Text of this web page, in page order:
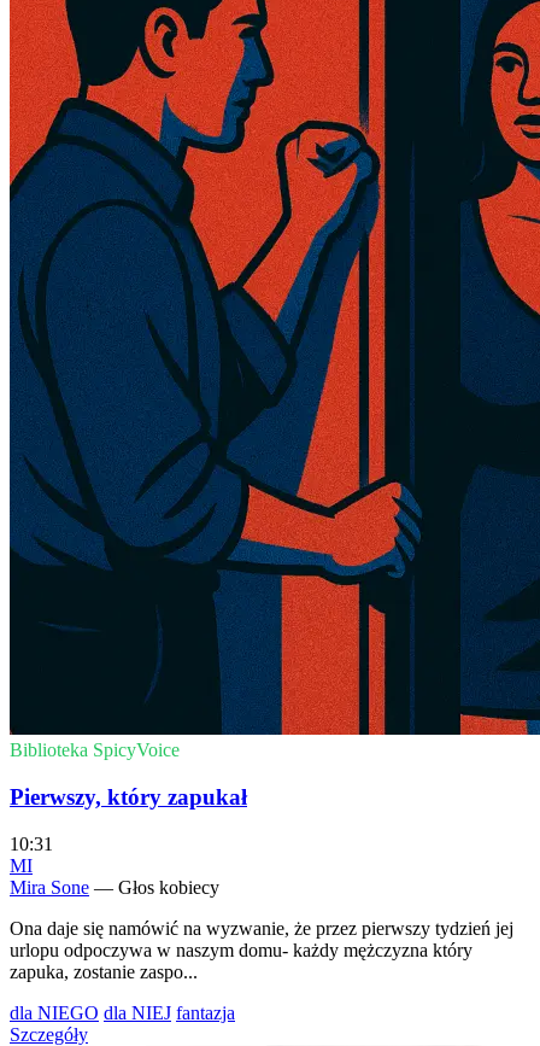
Biblioteka SpicyVoice
Pierwszy, który zapukał
10:31
MI
Mira Sone — Głos kobiecy
Ona daje się namówić na wyzwanie, że przez pierwszy tydzień jej
urlopu odpoczywa w naszym domu- każdy mężczyzna który
zapuka, zostanie zaspo...
dla NIEGO dla NIEJ fantazja
Szczegóły